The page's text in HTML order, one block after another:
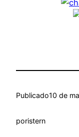
Publicado10 de
poristern